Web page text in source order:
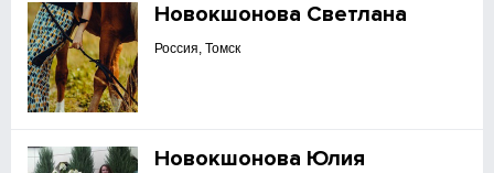
Новокшонова Светлана
Россия, Томск
Новокшонова Юлия